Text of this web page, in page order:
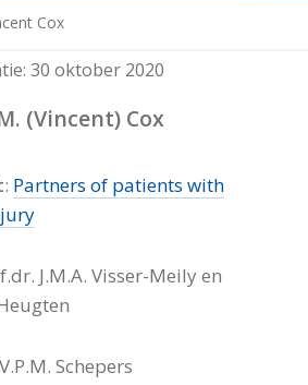
Cox
30 oktober 2020
(Vincent) Cox
: Partners of patients with
J.M.A. Visser-Meily en
Schepers